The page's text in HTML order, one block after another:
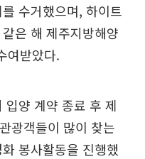
수거했으며, 하이트
은 해 제주지방해양
여받았다.
양 계약 종료 후 제
광객들이 많이 찾는
봉사활동을 진행했